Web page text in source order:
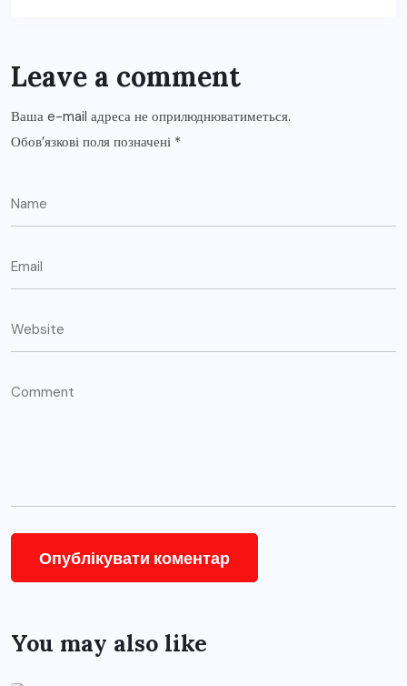
Leave a comment
Ваша e-mail адреса не оприлюднюватиметься.
Обов’язкові поля позначені *
You may also like